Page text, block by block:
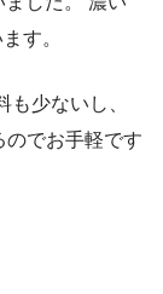
す。
も少ないし、
のでお手軽です